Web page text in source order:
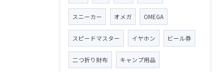
スニーカー オメガ OMEGA
スピードマスター イヤホン ビール券
二つ折り財布 キャンプ用品